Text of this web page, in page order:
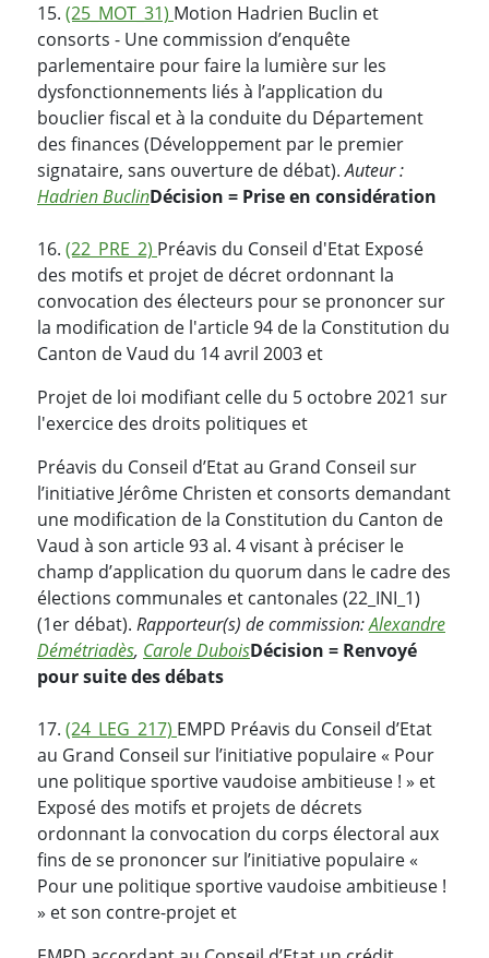
15. (25_MOT_31) Motion Hadrien Buclin et
consorts - Une commission d’enquête
parlementaire pour faire la lumière sur les
dysfonctionnements liés à l’application du
bouclier fiscal et à la conduite du Département
des finances (Développement par le premier
signataire, sans ouverture de débat).Auteur :
Hadrien BuclinDécision = Prise en considération
16. (22_PRE_2) Préavis du Conseil d'Etat Exposé
des motifs et projet de décret ordonnant la
convocation des électeurs pour se prononcer sur
la modification de l'article 94 de la Constitution du
Canton de Vaud du 14 avril 2003 et
Projet de loi modifiant celle du 5 octobre 2021 sur
l'exercice des droits politiques et
Préavis du Conseil d’Etat au Grand Conseil sur
l’initiative Jérôme Christen et consorts demandant
une modification de la Constitution du Canton de
Vaud à son article 93 al. 4 visant à préciser le
champ d’application du quorum dans le cadre des
élections communales et cantonales (22_INI_1)
(1er débat). Rapporteur(s) de commission:Alexandre
Démétriadès, Carole DuboisDécision = Renvoyé
pour suite des débats
17. (24_LEG_217) EMPD Préavis du Conseil d’Etat
au Grand Conseil sur l’initiative populaire « Pour
une politique sportive vaudoise ambitieuse ! » et
Exposé des motifs et projets de décrets
ordonnant la convocation du corps électoral aux
fins de se prononcer sur l’initiative populaire «
Pour une politique sportive vaudoise ambitieuse !
» et son contre-projet et